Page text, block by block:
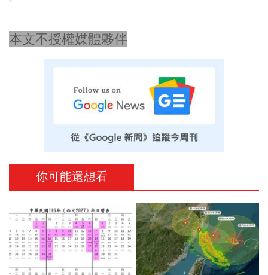
本文不授權媒體夥伴
你可能還想看